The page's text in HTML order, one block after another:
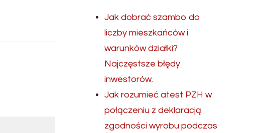
Jak dobrać szambo do
liczby mieszkańców i
warunków działki?
Najczęstsze błędy
inwestorów.
Jak rozumieć atest PZH w
połączeniu z deklaracją
zgodności wyrobu podczas